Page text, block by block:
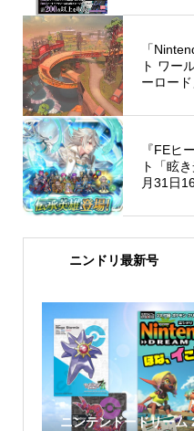
「
ト ワー
ーロー
『FEヒ
ト「眩
月31日
ニンドリ最新号
ニンテンドードリーム